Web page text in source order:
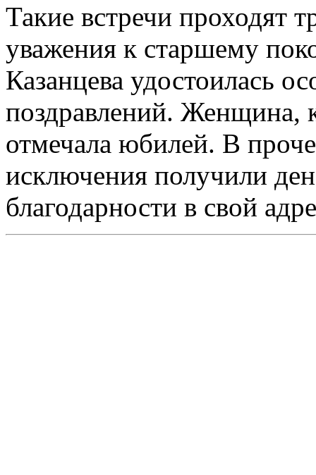
Такие встречи проходят
уважения к старшему
Казанцева удостоилась
поздравлений. Женщина,
отмечала юбилей. В
исключения получили
благодарности в свой